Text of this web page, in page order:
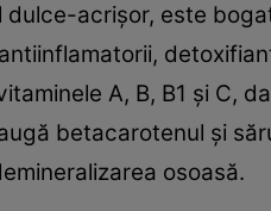
acrişor, este
A, B, B1 şi C,
betacarotenul şi
osoasă.